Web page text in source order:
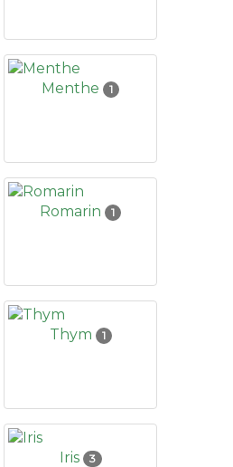
Menthe 1
Romarin 1
Thym 1
Iris 3